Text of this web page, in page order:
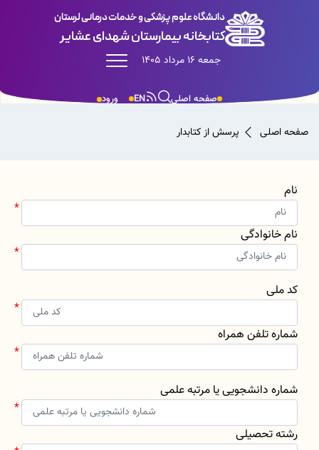
دانشگاه علوم پزشکی و خدمات درمانی لرستان
کتابخانه بیمارستان شهدای عشایر
جمعه 16 مرداد 1405
ورود EN صفحه اصلی
صفحه اصلی پرسش از کتابدار
نام
نام خانوادگی
کد ملی
شماره تلفن همراه
شماره دانشجویی یا مرتبه علمی
رشته تحصیلی